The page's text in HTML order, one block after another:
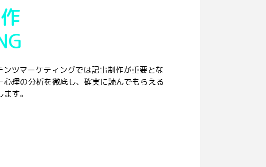
ンツマーケティングでは記事制作が重要とな
心理の分析を徹底し、確実に読んでもらえる
す。